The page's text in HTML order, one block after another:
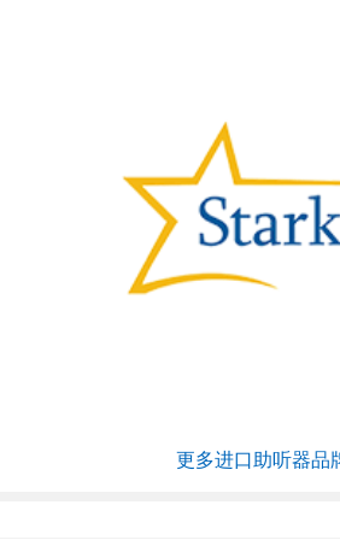
更多进口助听器品